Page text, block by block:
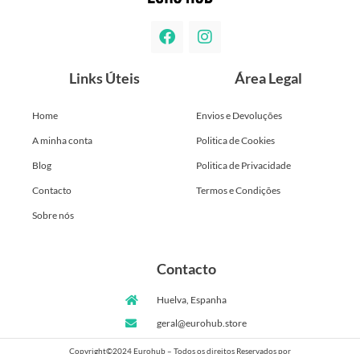
Links Úteis
Home
A minha conta
Blog
Contacto
Sobre nós
Área Legal
Envios e Devoluções
Politica de Cookies
Politica de Privacidade
Termos e Condições
Contacto
Huelva, Espanha
geral@eurohub.store
Copyright©2024 Eurohub – Todos os direitos Reservados por